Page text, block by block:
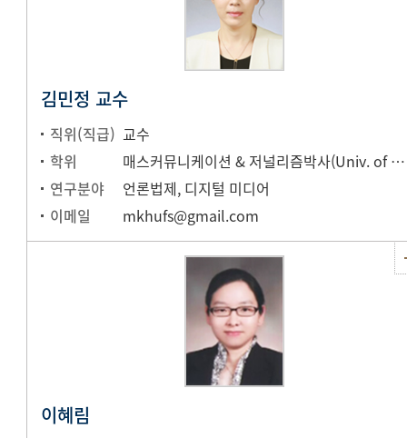
김민정 교수
직위(직급) 교수
학위
매스커뮤니케이션 & 저널리즘박사(Univ. of North Carolina at Chapel Hill)
연구분야
언론법제, 디지털 미디어
이메일
mkhufs@gmail.com
이혜림